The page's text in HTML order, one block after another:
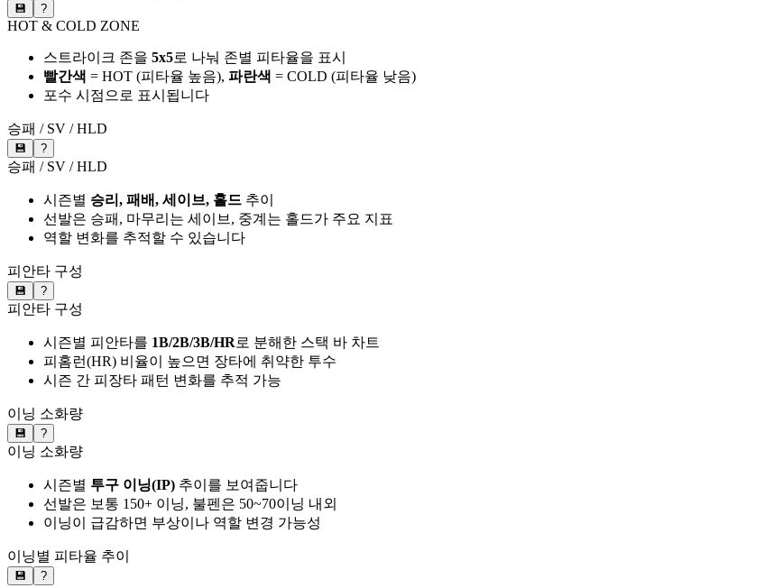
💾 ?
HOT & COLD ZONE
스트라이크 존을 5x5로 나눠 존별 피타율을 표시
빨간색 = HOT (피타율 높음), 파란색 = COLD (피타율 낮음)
포수 시점으로 표시됩니다
승패 / SV / HLD
💾 ?
승패 / SV / HLD
시즌별 승리, 패배, 세이브, 홀드 추이
선발은 승패, 마무리는 세이브, 중계는 홀드가 주요 지표
역할 변화를 추적할 수 있습니다
피안타 구성
💾 ?
피안타 구성
시즌별 피안타를 1B/2B/3B/HR로 분해한 스택 바 차트
피홈런(HR) 비율이 높으면 장타에 취약한 투수
시즌 간 피장타 패턴 변화를 추적 가능
이닝 소화량
💾 ?
이닝 소화량
시즌별 투구 이닝(IP) 추이를 보여줍니다
선발은 보통 150+ 이닝, 불펜은 50~70이닝 내외
이닝이 급감하면 부상이나 역할 변경 가능성
이닝별 피타율 추이
💾 ?